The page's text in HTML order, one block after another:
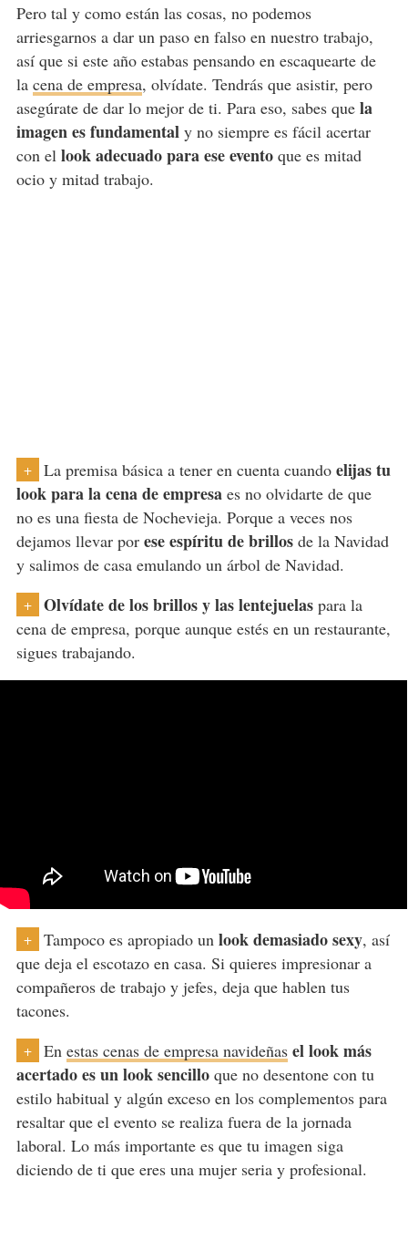
Pero tal y como están las cosas, no podemos
arriesgarnos a dar un paso en falso en nuestro trabajo,
así que si este año estabas pensando en escaquearte de
la cena de empresa, olvídate. Tendrás que asistir, pero
asegúrate de dar lo mejor de ti. Para eso, sabes que la
imagen es fundamental y no siempre es fácil acertar
con ellook adecuado para ese eventoque es mitad
ocio y mitad trabajo.
+ La premisa básica a tener en cuenta cuando elijas tu
look para la cena de empresaes no olvidarte de que
no es una fiesta de Nochevieja. Porque a veces nos
dejamos llevar por ese espíritu de brillosde la Navidad
y salimos de casa emulando un árbol de Navidad.
+ Olvídate de los brillos y las lentejuelaspara la
cena de empresa, porque aunque estés en un restaurante,
sigues trabajando.
+ Tampoco es apropiado un look demasiado sexy, así
que deja el escotazo en casa. Si quieres impresionar a
compañeros de trabajo y jefes, deja que hablen tus
tacones.
+ En estas cenas de empresa navideñas el look más
acertado es un look sencilloque no desentone con tu
estilo habitual y algún exceso en los complementos para
resaltar que el evento se realiza fuera de la jornada
laboral. Lo más importante es que tu imagen siga
diciendo de ti que eres una mujer seria y profesional.